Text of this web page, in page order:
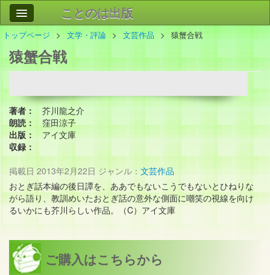
ことのは出版
作品
事業案内
トップページ 文学・評論 文芸作品 猿蟹合戦
猿蟹合戦
著者：
芥川龍之介
朗読：
窪田涼子
出版：
アイ文庫
収録：
掲載日 2013年2月22日 ジャンル： 文芸作品
おとぎ話本編の後日譚を、ああでもないこうでもないとひねりな
がら語り、教訓めいたおとぎ話の意外な側面に嘲笑の視線を向け
るいかにも芥川らしい作品。（C）アイ文庫
ご購入はこちらから